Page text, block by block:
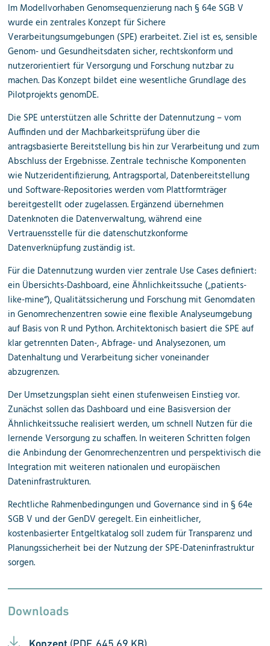
Im Modellvorhaben Genomsequenzierung nach § 64e SGB V
wurde ein zentrales Konzept für Sichere
Verarbeitungsumgebungen (SPE) erarbeitet. Ziel ist es, sensible
Genom- und Gesundheitsdaten sicher, rechtskonform und
nutzerorientiert für Versorgung und Forschung nutzbar zu
machen. Das Konzept bildet eine wesentliche Grundlage des
Pilotprojekts genomDE.
Die SPE unterstützen alle Schritte der Datennutzung – vom
Auffinden und der Machbarkeitsprüfung über die
antragsbasierte Bereitstellung bis hin zur Verarbeitung und zum
Abschluss der Ergebnisse. Zentrale technische Komponenten
wie Nutzeridentifizierung, Antragsportal, Datenbereitstellung
und Software-Repositories werden vom Plattformträger
bereitgestellt oder zugelassen. Ergänzend übernehmen
Datenknoten die Datenverwaltung, während eine
Vertrauensstelle für die datenschutzkonforme
Datenverknüpfung zuständig ist.
Für die Datennutzung wurden vier zentrale Use Cases definiert:
ein Übersichts-Dashboard, eine Ähnlichkeitssuche („patients-
like-mine“), Qualitätssicherung und Forschung mit Genomdaten
in Genomrechenzentren sowie eine flexible Analyseumgebung
auf Basis von R und Python. Architektonisch basiert die SPE auf
klar getrennten Daten-, Abfrage- und Analysezonen, um
Datenhaltung und Verarbeitung sicher voneinander
abzugrenzen.
Der Umsetzungsplan sieht einen stufenweisen Einstieg vor.
Zunächst sollen das Dashboard und eine Basisversion der
Ähnlichkeitssuche realisiert werden, um schnell Nutzen für die
lernende Versorgung zu schaffen. In weiteren Schritten folgen
die Anbindung der Genomrechenzentren und perspektivisch die
Integration mit weiteren nationalen und europäischen
Dateninfrastrukturen.
Rechtliche Rahmenbedingungen und Governance sind in § 64e
SGB V und der GenDV geregelt. Ein einheitlicher,
kostenbasierter Entgeltkatalog soll zudem für Transparenz und
Planungssicherheit bei der Nutzung der SPE-Dateninfrastruktur
sorgen.
Downloads
Konzept (PDF, 645.69 KB)